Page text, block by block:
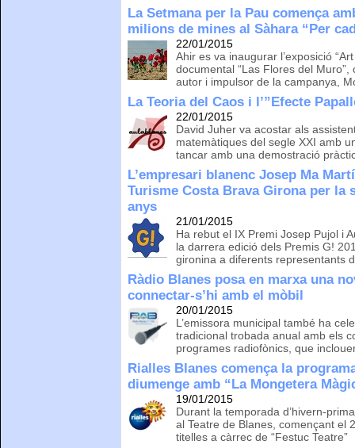
La Setmana per la Pau comença
milions de mines al Sàhara “Per
22/01/2015
Ahir es va inaugurar l’exposició
documental “Las Flores del
autor i impulsor de la campanya,
La Teoria del Caos i l’”Efecte
22/01/2015
David Juher va acostar als
matemàtiques del segle XXI amb
tancar amb una demostració
L’empresari blanenc Josep Ma
Turisme Costa Brava Girona per la
anys
21/01/2015
Ha rebut el IX Premi Josep Pujol i
la darrera edició dels Premis G!
gironina a diferents representants
Ràdio Blanes posa en marxa una
connectar-s’hi amb el mòbil
20/01/2015
L’emissora municipal també ha
tradicional trobada anual amb els
programes radiofònics, que
Rialles Blanes comença la
diumenge amb “La Mongetera
19/01/2015
Durant la temporada d’hivern-
al Teatre de Blanes, començant el
titelles a càrrec de “Festuc Teatre”